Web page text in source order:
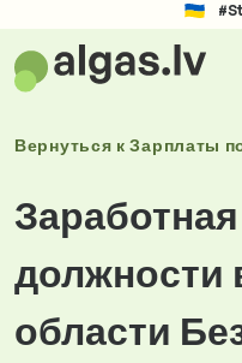
Вернуться кЗарплаты
должности
области